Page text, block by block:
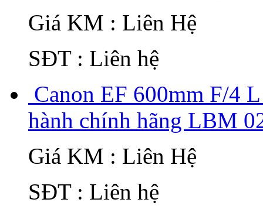
Giá KM : Liên Hệ
SĐT : Liên hệ
Canon EF 600mm F/4
hành chính hãng LBM
Giá KM : Liên Hệ
SĐT : Liên hệ